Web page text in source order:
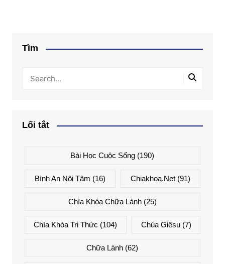
Tìm
Lối tắt
Bài Học Cuộc Sống (190)
Bình An Nội Tâm (16) Chiakhoa.net (91)
Chìa Khóa Chữa Lành(25)
Chìa Khóa Tri Thức (104) Chúa Giêsu(7)
Chữa Lành (62)